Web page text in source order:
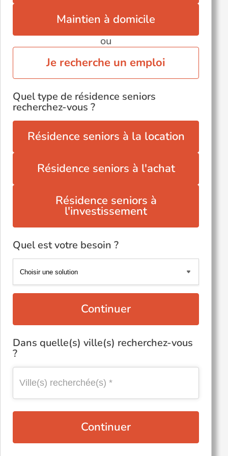
Maintien à domicile
ou
Je recherche un emploi
Quel type de résidence seniors
recherchez-vous ?
Résidence seniors à la location
Résidence seniors à l'achat
Résidence seniors à
l'investissement
Quel est votre besoin ?
Continuer
Dans quelle(s) ville(s) recherchez-vous
?
Continuer